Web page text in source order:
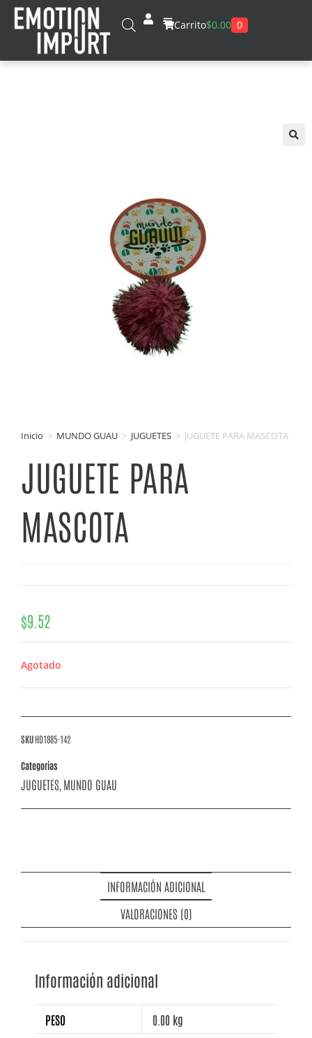
Carrito$0.00 0
Inicio > MUNDO GUAU > JUGUETES > JUGUETE PARA MASCOTA
JUGUETE PARA
MASCOTA
$9.52
Agotado
SKUHD1885-142
Categorías
JUGUETES MUNDO GUAU
INFORMACIÓN ADICIONAL
VALORACIONES (0)
Información adicional
PESO 0.00 kg